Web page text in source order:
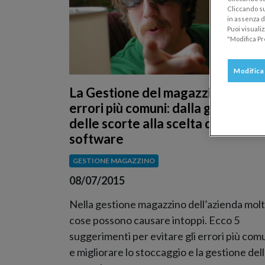
La Gestione del magazzino e i 5
errori più comuni: dalla gestione
delle scorte alla scelta del
software
GESTIONE MAGAZZINO
08/07/2015
Nella gestione magazzino dell’azienda
cose possono causare intoppi. Ecco 5
suggerimenti per evitare gli errori più
e migliorare lo stoccaggio e la gestione
Cliccando
in assenza
Puoi
"Modifica